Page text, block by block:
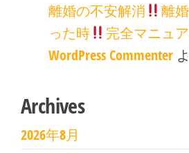
離婚の不安解消
離
った時
完全マニュ
WordPress Commenter
Archives
2026年8月